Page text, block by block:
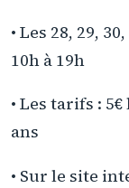
• Les 28, 29,
10h à 19h
• Les tarifs :
ans
• Sur le site